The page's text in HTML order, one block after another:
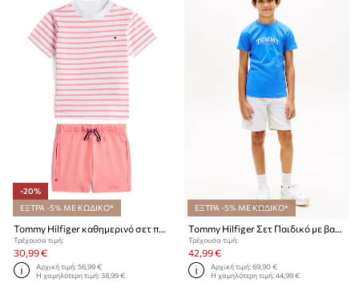
-20%
ΕΞΤΡΑ -5% ΜΕ ΚΩΔΙΚΟ*
Τρέχουσα τιμή:
30,99 €
Αρχική τιμή:56,99 €
Η χαμηλότερη τιμή:38,99 €
ΕΞΤΡΑ -5% ΜΕ ΚΩΔΙΚΟ*
Τρέχουσα τιμή:
42,99 €
Αρχική τιμή:69,90 €
Η χαμηλότερη τιμή:44,99 €